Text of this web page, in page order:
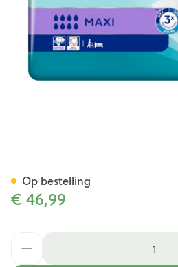
€ 46,99
Op bestelling